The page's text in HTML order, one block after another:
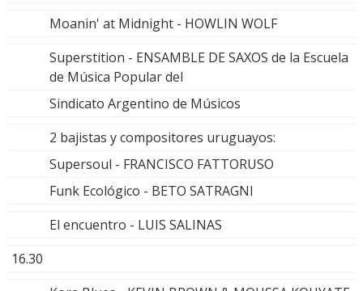
Moanin' at Midnight - HOWLIN WOLF
Superstition - ENSAMBLE DE SAXOS de la Escuela
de Música Popular del
Sindicato Argentino de Músicos
2 bajistas y compositores uruguayos:
Supersoul - FRANCISCO FATTORUSO
Funk Ecológico - BETO SATRAGNI
El encuentro - LUIS SALINAS
16.30